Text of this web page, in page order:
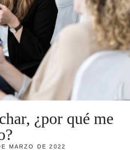
¿por qué me
MARZO DE 2022